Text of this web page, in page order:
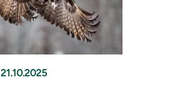
21.10.2025